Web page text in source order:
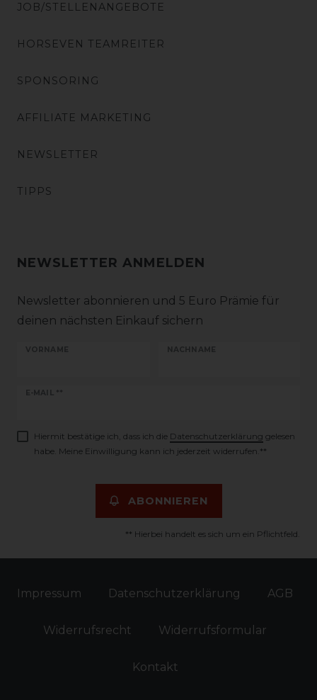
JOB/STELLENANGEBOTE
HORSEVEN TEAMREITER
SPONSORING
AFFILIATE MARKETING
NEWSLETTER
TIPPS
NEWSLETTER ANMELDEN
Newsletter abonnieren und 5 Euro Prämie für
deinen nächsten Einkauf sichern
VORNAME NACHNAME
E-MAIL **
Newsletter
Hiermit bestätige ich, dass ich die Daten­schutz­erklärung gelesen
habe. Meine Einwilligung kann ich jederzeit widerrufen.**
ABONNIEREN
** Hierbei handelt es sich um ein Pflichtfeld.
Impressum Daten­schutz­erklärung AGB
Widerrufs­recht Widerrufs­formular
Kontakt